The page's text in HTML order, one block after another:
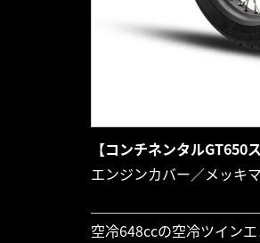
【コンチネンタルGT650
エンジンカバー／メッキ
空冷648ccの空冷ツイン